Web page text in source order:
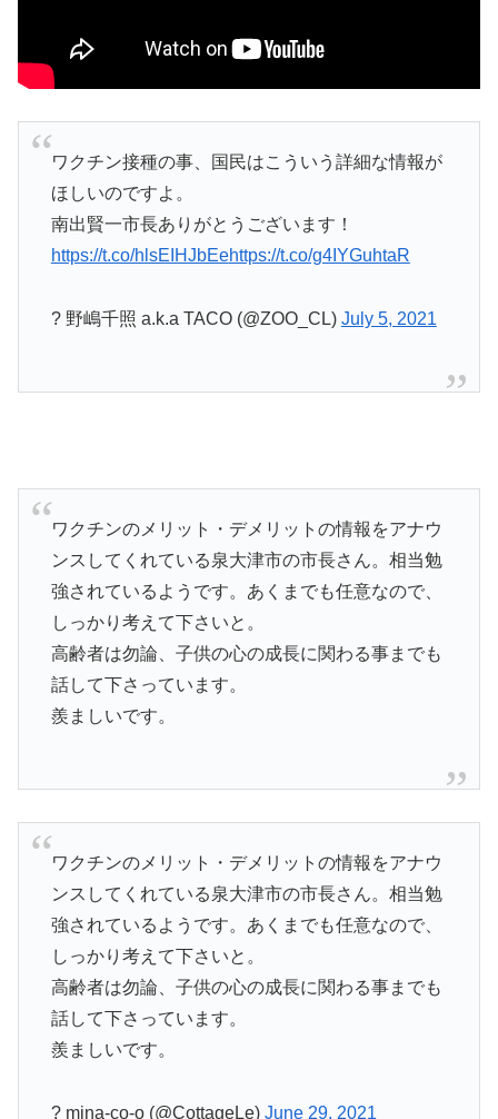
ワクチン接種の事、国民はこういう詳細な情報が
ほしいのですよ。
南出賢一市長ありがとうございます！
https://t.co/hlsEIHJbEehttps://t.co/g4IYGuhtaR
? 野嶋千照 a.k.a TACO (@ZOO_CL) July 5, 2021
ワクチンのメリット・デメリットの情報をアナウ
ンスしてくれている泉大津市の市長さん。相当勉
強されているようです。あくまでも任意なので、
しっかり考えて下さいと。
高齢者は勿論、子供の心の成長に関わる事までも
話して下さっています。
羨ましいです。
ワクチンのメリット・デメリットの情報をアナウ
ンスしてくれている泉大津市の市長さん。相当勉
強されているようです。あくまでも任意なので、
しっかり考えて下さいと。
高齢者は勿論、子供の心の成長に関わる事までも
話して下さっています。
羨ましいです。
? mina-co-o (@CottageLe) June 29, 2021